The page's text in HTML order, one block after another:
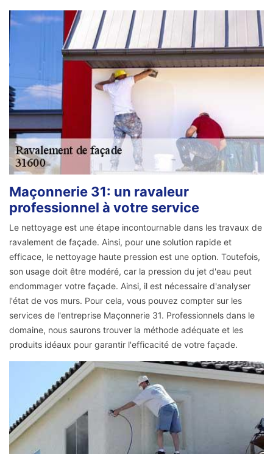
Maçonnerie 31: un ravaleur
professionnel à votre service
Le nettoyage est une étape incontournable dans les travaux de
ravalement de façade. Ainsi, pour une solution rapide et
efficace, le nettoyage haute pression est une option. Toutefois,
son usage doit être modéré, car la pression du jet d'eau peut
endommager votre façade. Ainsi, il est nécessaire d'analyser
l'état de vos murs. Pour cela, vous pouvez compter sur les
services de l'entreprise Maçonnerie 31. Professionnels dans le
domaine, nous saurons trouver la méthode adéquate et les
produits idéaux pour garantir l'efficacité de votre façade.